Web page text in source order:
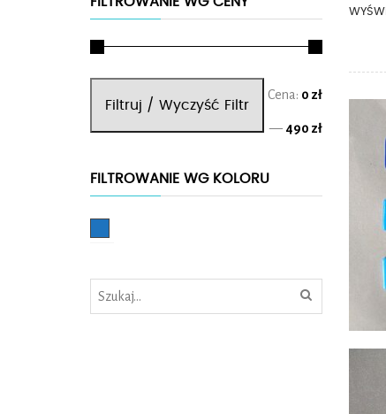
Cena
Cena
Filtruj / Wyczyść Filtr
Cena: 0 zł
— 490 zł
FILTROWANIE WG KOLORU